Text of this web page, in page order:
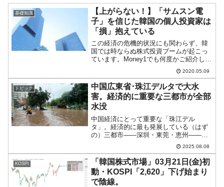
基礎知識
【上がらない！】「サムスン電
子」を信じた韓国の個人投資家は
「損」抱えている
この経済の危機的状況にも関わらず、韓
国では時ならぬ株式投資ブームが起こっ
ています。Money1でも何度かご紹介しま
したが、この株式投資ブームの主役は個
人投資家です。しかも将来成長しそうな
企業に投資するのではなく、『サムスン
電子』や『SKハイ...
2020.05.09
トピック
中国広東省･珠江デルタで大水
害。経済的に重要な三都市が全部
水没
中国経済にとって重要な「珠江デル
タ」。経済的に最も発展している（はず
の）三都市――深圳・東莞・恵州――が
すべて水没状態になりました。↑広東省東
部が水浸しです。↑深圳が水没。↑東莞が
水没。↑恵州が水没。08月05～06日にか
けて、広東の東江支...
2025.08.08
KOSPI
「韓国株式市場」03月21日(金)初
動・KOSPI「2,620」下げ始まり
で陰線。